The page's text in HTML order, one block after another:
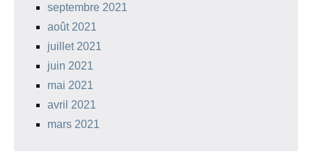
septembre 2021
août 2021
juillet 2021
juin 2021
mai 2021
avril 2021
mars 2021